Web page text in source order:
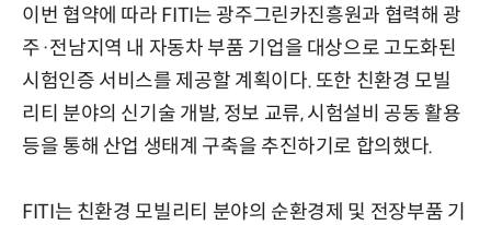
이번 협약에 따라 FITI는 광주그린카진흥원과 협력해 광
주·전남지역 내 자동차 부품 기업을 대상으로 고도화된
시험인증 서비스를 제공할 계획이다. 또한 친환경 모빌
리티 분야의 신기술 개발, 정보 교류, 시험설비 공동 활용
등을 통해 산업 생태계 구축을 추진하기로 합의했다.
FITI는 친환경 모빌리티 분야의 순환경제 및 전장부품 기